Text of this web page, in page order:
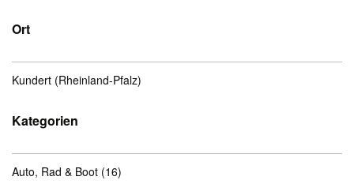
Anzeige aufgeben
Ort
Kundert (Rheinland-Pfalz)
Kategorien
Auto, Rad & Boot (16)